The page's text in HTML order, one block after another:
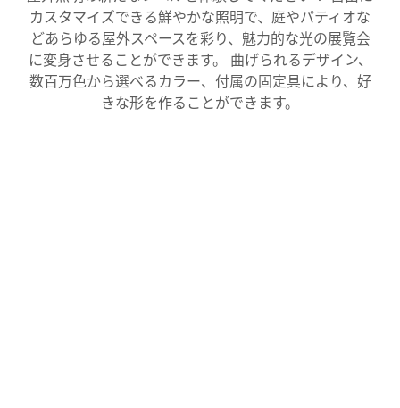
カスタマイズできる鮮やかな照明で、庭やパティオな
どあらゆる屋外スペースを彩り、魅力的な光の展覧会
に変身させることができます。 曲げられるデザイン、
数百万色から選べるカラー、付属の固定具により、好
きな形を作ることができます。